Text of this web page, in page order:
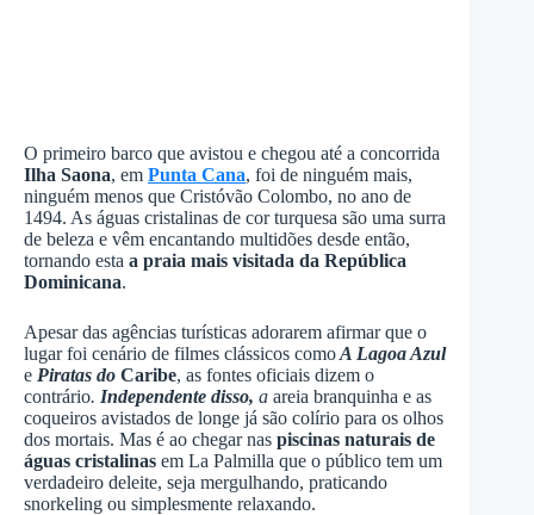
O primeiro barco que avistou e chegou até a concorrida
Ilha Saona, em Punta Cana, foi de ninguém mais,
ninguém menos que Cristóvão Colombo, no ano de
1494. As águas cristalinas de cor turquesa são uma surra
de beleza e vêm encantando multidões desde então,
tornando esta a praia mais visitada da República
Dominicana.
Apesar das agências turísticas adorarem afirmar que o
lugar foi cenário de filmes clássicos comoA Lagoa Azul
e Piratas do Caribe, as fontes oficiais dizem o
contrário. Independente disso, a areia branquinha e as
coqueiros avistados de longe já são colírio para os olhos
dos mortais. Mas é ao chegar nas piscinas naturais de
águas cristalinas em La Palmilla que o público tem um
verdadeiro deleite, seja mergulhando, praticando
snorkeling ou simplesmente relaxando.